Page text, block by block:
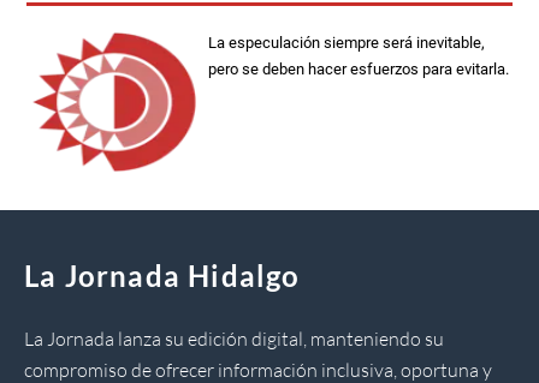
La especulación siempre será inevitable,
pero se deben hacer esfuerzos para evitarla.
La Jornada Hidalgo
La Jornada lanza su edición digital, manteniendo su
compromiso de ofrecer información inclusiva, oportuna y